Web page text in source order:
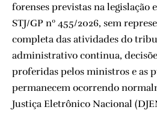
forenses previstas na legislação
STJ/GP nº 455/2026, sem
completa das atividades do
administrativo continua,
proferidas pelos ministros e as
permanecem ocorrendo
Justiça Eletrônico Nacional